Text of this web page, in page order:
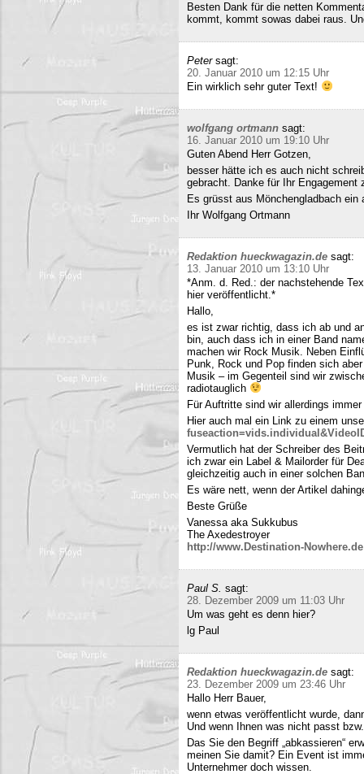
Besten Dank für die netten
kommt, kommt sowas dabei raus.
Peter sagt:
20. Januar 2010 um 12:15 Uhr
Ein wirklich sehr guter Text!
wolfgang ortmann sagt:
16. Januar 2010 um 19:10 Uhr
Guten Abend Herr Gotzen,
besser hätte ich es auch nicht
gebracht. Danke für Ihr Engagement
Es grüsst aus Mönchengladbach ein
Ihr Wolfgang Ortmann
Redaktion hueckwagazin.de sagt:
13. Januar 2010 um 13:10 Uhr
*Anm. d. Red.: der nachstehende
hier veröffentlicht.*
Hallo,
es ist zwar richtig, dass ich ab und
bin, auch dass ich in einer Band
machen wir Rock Musik. Neben
Punk, Rock und Pop finden sich
Musik – im Gegenteil sind wir
radiotauglich
Für Auftritte sind wir allerdings
Hier auch mal ein Link zu einem
Vermutlich hat der Schreiber des
ich zwar ein Label & Mailorder für
gleichzeitig auch in einer solchen
Es wäre nett, wenn der Artikel
Beste Grüße
Vanessa aka Sukkubus
The Axedestroyer
http://www.Destination-Nowhere.de
Paul S. sagt:
28. Dezember 2009 um 11:03 Uhr
Um was geht es denn hier?
lg Paul
Redaktion hueckwagazin.de sagt:
23. Dezember 2009 um 23:46 Uhr
Hallo Herr Bauer,
wenn etwas veröffentlicht wurde,
Und wenn Ihnen was nicht passt
Das Sie den Begriff „abkassieren“
meinen Sie damit? Ein Event ist
Unternehmer doch wissen.